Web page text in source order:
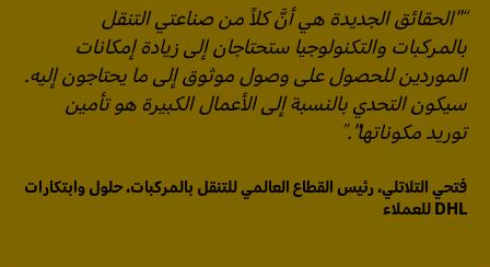
"الحقائق الجديدة هي أنَّ كلاً من صناعتي التنقل
بالمركبات والتكنولوجيا ستحتاجان إلى زيادة إمكانات
الموردين للحصول على وصول موثوق إلى ما يحتاجون إليه.
سيكون التحدي بالنسبة إلى الأعمال الكبيرة هو تأمين
توريد مكوناتها".
فتحي التلاتلي، رئيس القطاع العالمي للتنقل بالمركبات، حلول وابتكارات
DHL للعملاء